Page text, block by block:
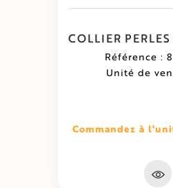
COLLIER
Référence :
Unité de
Commandez à